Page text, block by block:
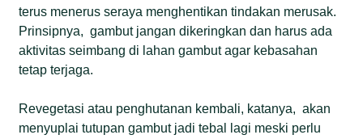
terus menerus seraya menghentikan tindakan merusak.
Prinsipnya, gambut jangan dikeringkan dan harus ada
aktivitas seimbang di lahan gambut agar kebasahan
tetap terjaga.
Revegetasi atau penghutanan kembali, katanya, akan
menyuplai tutupan gambut jadi tebal lagi meski perlu